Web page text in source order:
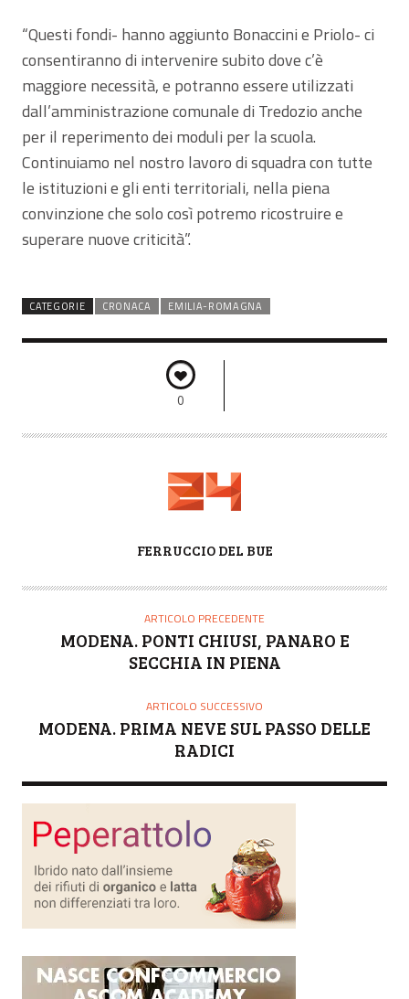
“Questi fondi- hanno aggiunto Bonaccini e Priolo- ci
consentiranno di intervenire subito dove c’è
maggiore necessità, e potranno essere utilizzati
dall’amministrazione comunale di Tredozio anche
per il reperimento dei moduli per la scuola.
Continuiamo nel nostro lavoro di squadra con tutte
le istituzioni e gli enti territoriali, nella piena
convinzione che solo così potremo ricostruire e
superare nuove criticità”.
CATEGORIE CRONACA EMILIA-ROMAGNA
0
T
FERRUCCIO DEL BUE
ARTICOLO PRECEDENTE
MODENA. PONTI CHIUSI, PANARO E
SECCHIA IN PIENA
ARTICOLO SUCCESSIVO
MODENA. PRIMA NEVE SUL PASSO DELLE
RADICI